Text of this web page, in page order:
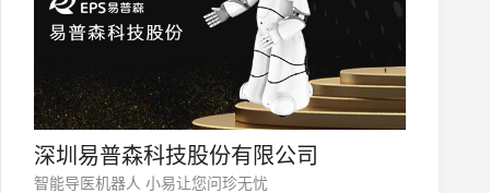
深圳易普森科技股份有限公司
智能导医机器人 小易让您问珍无忧